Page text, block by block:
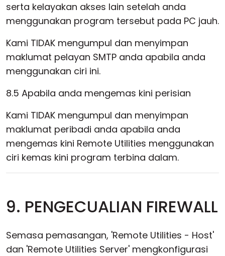
serta kelayakan akses lain setelah anda
menggunakan program tersebut pada PC jauh.
Kami TIDAK mengumpul dan menyimpan
maklumat pelayan SMTP anda apabila anda
menggunakan ciri ini.
8.5 Apabila anda mengemas kini perisian
Kami TIDAK mengumpul dan menyimpan
maklumat peribadi anda apabila anda
mengemas kini Remote Utilities menggunakan
ciri kemas kini program terbina dalam.
9. PENGECUALIAN FIREWALL
Semasa pemasangan, 'Remote Utilities - Host'
dan 'Remote Utilities Server' mengkonfigurasi